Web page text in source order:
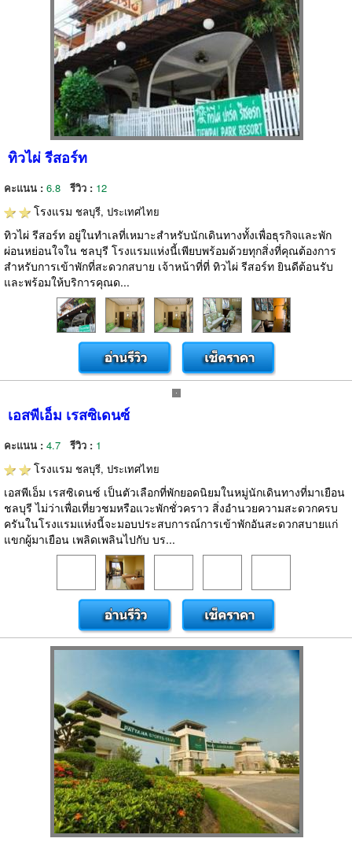
ทิวไผ่ รีสอร์ท
คะแนน : 6.8 รีวิว : 12
โรงแรม ชลบุรี, ประเทศไทย
ทิวไผ่ รีสอร์ท อยู่ในทำเลที่เหมาะสำหรับนักเดินทางทั้งเพื่อธุรกิจและพัก
ผ่อนหย่อนใจใน ชลบุรี โรงแรมแห่งนี้เพียบพร้อมด้วยทุกสิ่งที่คุณต้องการ
สำหรับการเข้าพักที่สะดวกสบาย เจ้าหน้าที่ที่ ทิวไผ่ รีสอร์ท ยินดีต้อนรับ
และพร้อมให้บริการคุณด...
เอสพีเอ็ม เรสซิเดนซ์
คะแนน : 4.7 รีวิว : 1
โรงแรม ชลบุรี, ประเทศไทย
เอสพีเอ็ม เรสซิเดนซ์ เป็นตัวเลือกที่พักยอดนิยมในหมู่นักเดินทางที่มาเยือน
ชลบุรี ไม่ว่าเพื่อเที่ยวชมหรือแวะพักชั่วคราว สิ่งอำนวยความสะดวกครบ
ครันในโรงแรมแห่งนี้จะมอบประสบการณ์การเข้าพักอันสะดวกสบายแก่
แขกผู้มาเยือน เพลิดเพลินไปกับ บร...